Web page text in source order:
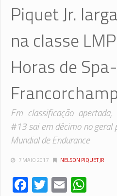
Piquet Jr.
na classe
Horas de Spa-
Em classificação
#13 sai em décimo no geral
Mundial de Endurance
7 MAIO 2017 NELSON PIQUET JR
Facebook
Twitter
Email